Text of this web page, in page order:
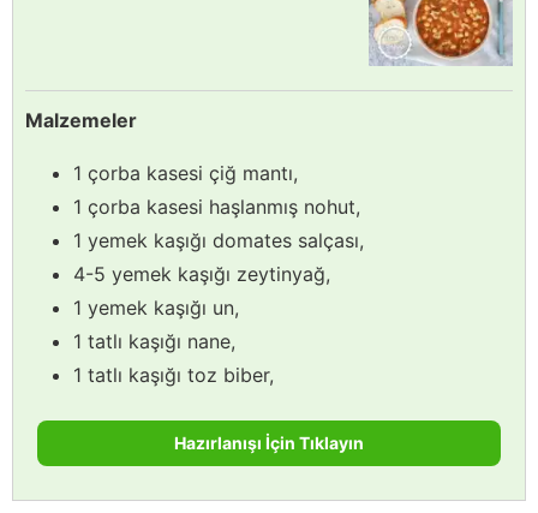
Malzemeler
1 çorba kasesi çiğ mantı,
1 çorba kasesi haşlanmış nohut,
1 yemek kaşığı domates salçası,
4-5 yemek kaşığı zeytinyağ,
1 yemek kaşığı un,
1 tatlı kaşığı nane,
1 tatlı kaşığı toz biber,
Hazırlanışı İçin Tıklayın